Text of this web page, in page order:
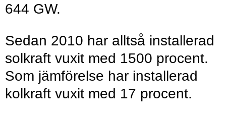
644 GW.
Sedan 2010 har alltså installerad
solkraft vuxit med 1500 procent.
Som jämförelse har installerad
kolkraft vuxit med 17 procent.